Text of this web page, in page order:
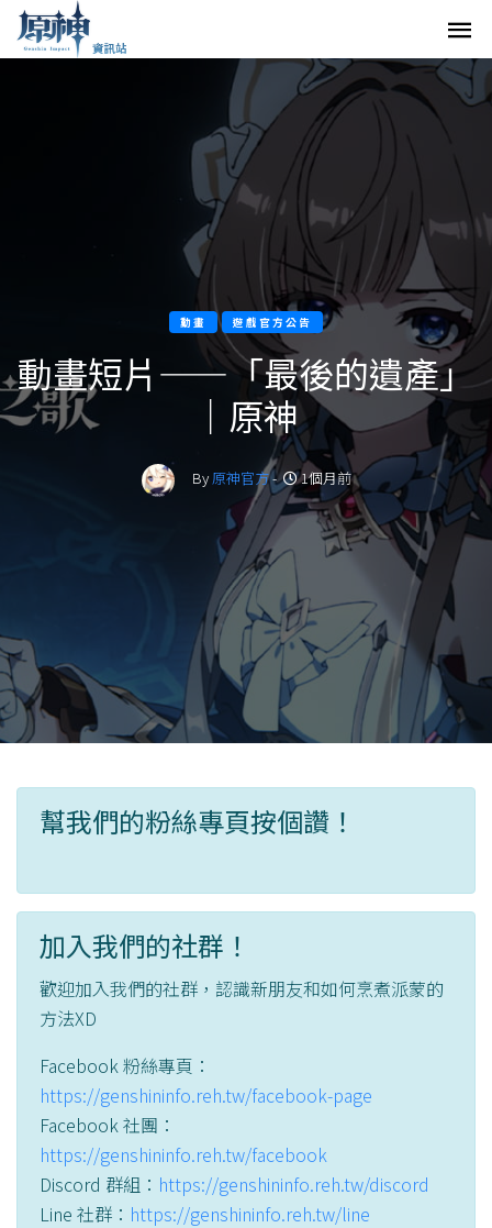
動畫 遊戲官方公告
動畫短片——「最後的遺產」
｜原神
By原神官方- 1個月前
幫我們的粉絲專頁按個讚！
加入我們的社群！
歡迎加入我們的社群，認識新朋友和如何烹煮派蒙的
方法XD
Facebook 粉絲專頁：
https://genshininfo.reh.tw/facebook-page
Facebook 社團：
https://genshininfo.reh.tw/facebook
Discord 群組： https://genshininfo.reh.tw/discord
Line 社群： https://genshininfo.reh.tw/line